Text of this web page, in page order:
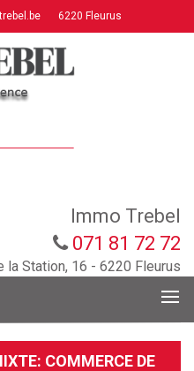
6220 Fleurus
Immo Trebel
071 81 72 72
la Station, 16 - 6220 Fleurus
COMMERCE DE